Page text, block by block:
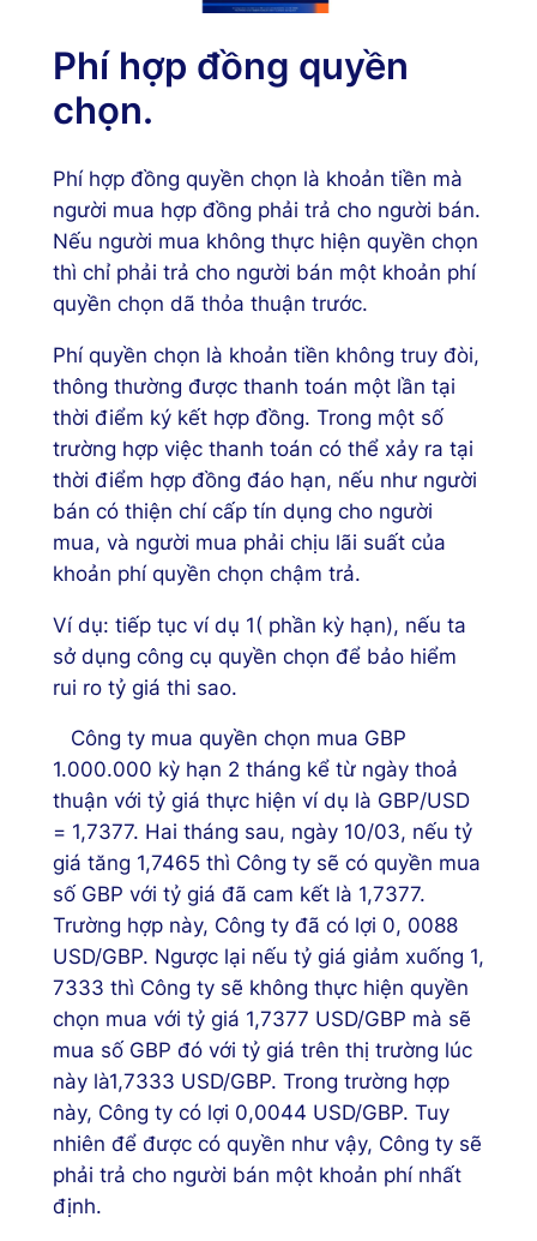
Phí hợp đồng quyền
chọn.
Phí hợp đồng quyền chọn là khoản tiền mà
người mua hợp đồng phải trả cho người bán.
Nếu người mua không thực hiện quyền chọn
thì chỉ phải trả cho người bán một khoản phí
quyền chọn dã thỏa thuận trước.
Phí quyền chọn là khoản tiền không truy đòi,
thông thường được thanh toán một lần tại
thời điểm ký kết hợp đồng. Trong một số
trường hợp việc thanh toán có thể xảy ra tại
thời điểm hợp đồng đáo hạn, nếu như người
bán có thiện chí cấp tín dụng cho người
mua, và người mua phải chịu lãi suất của
khoản phí quyền chọn chậm trả.
Ví dụ: tiếp tục ví dụ 1( phần kỳ hạn), nếu ta
sở dụng công cụ quyền chọn để bảo hiểm
rui ro tỷ giá thi sao.
Công ty mua quyền chọn mua GBP
1.000.000 kỳ hạn 2 tháng kể từ ngày thoả
thuận với tỷ giá thực hiện ví dụ là GBP/USD
= 1,7377. Hai tháng sau, ngày 10/03, nếu tỷ
giá tăng 1,7465 thì Công ty sẽ có quyền mua
số GBP với tỷ giá đã cam kết là 1,7377.
Trường hợp này, Công ty đã có lợi 0, 0088
USD/GBP. Ngược lại nếu tỷ giá giảm xuống 1,
7333 thì Công ty sẽ không thực hiện quyền
chọn mua với tỷ giá 1,7377 USD/GBP mà sẽ
mua số GBP đó với tỷ giá trên thị trường lúc
này là1,7333 USD/GBP. Trong trường hợp
này, Công ty có lợi 0,0044 USD/GBP. Tuy
nhiên để được có quyền như vậy, Công ty sẽ
phải trả cho người bán một khoản phí nhất
định.